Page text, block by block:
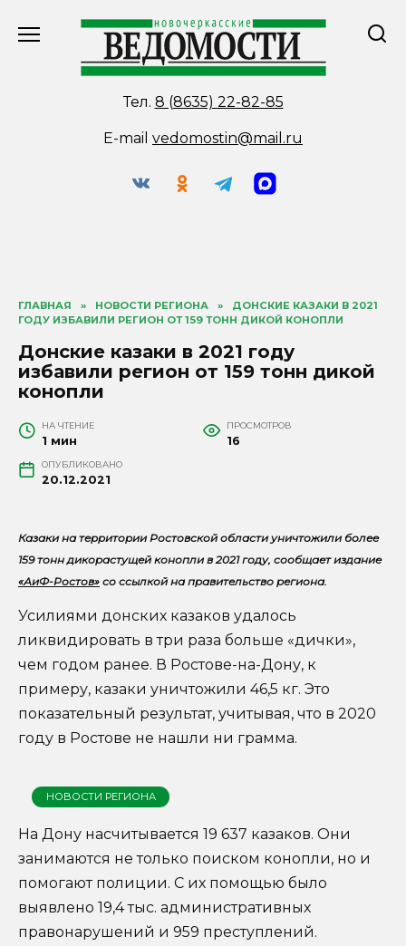
Тел. 8 (8635) 22-82-85
E-mail vedomostin@mail.ru
ГЛАВНАЯ » НОВОСТИ РЕГИОНА »
ДОНСКИЕ КАЗАКИ В 2021
ГОДУ ИЗБАВИЛИ РЕГИОН ОТ 159 ТОНН ДИКОЙ КОНОПЛИ
Донские казаки в 2021 году
избавили регион от 159 тонн дикой
конопли
НА ЧТЕНИЕ
1 мин
ПРОСМОТРОВ
16
ОПУБЛИКОВАНО
20.12.2021
Казаки на территории Ростовской области уничтожили более
159 тонн дикорастущей конопли в 2021 году, сообщает издание
«АиФ-Ростов» со ссылкой на правительство региона.
Усилиями донских казаков удалось
ликвидировать в три раза больше «дички»,
чем годом ранее. В Ростове-на-Дону, к
примеру, казаки уничтожили 46,5 кг. Это
показательный результат, учитывая, что в 2020
году в Ростове не нашли ни грамма.
НОВОСТИ РЕГИОНА
На Дону насчитывается 19 637 казаков. Они
занимаются не только поиском конопли, но и
помогают полиции. С их помощью было
выявлено 19,4 тыс. административных
правонарушений и 959 преступлений.